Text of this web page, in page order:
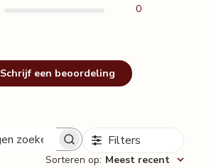
0
Schrijf een beoordeling
Beoordelingen
Filters
Sorteren op: Meest recent